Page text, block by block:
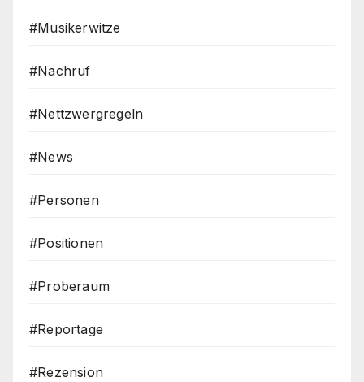
#Musikerwitze
#Nachruf
#Nettzwergregeln
#News
#Personen
#Positionen
#Proberaum
#Reportage
#Rezension